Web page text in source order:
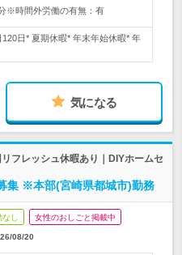
※時間外労働の有無：有
日* 夏期休暇* 年末年始休暇* 年
気になる
フレッシュ休暇あり｜DIYホームセ
集 ※本部(宮崎県都城市)勤務
なし 女性のおしごと掲載中
08/20